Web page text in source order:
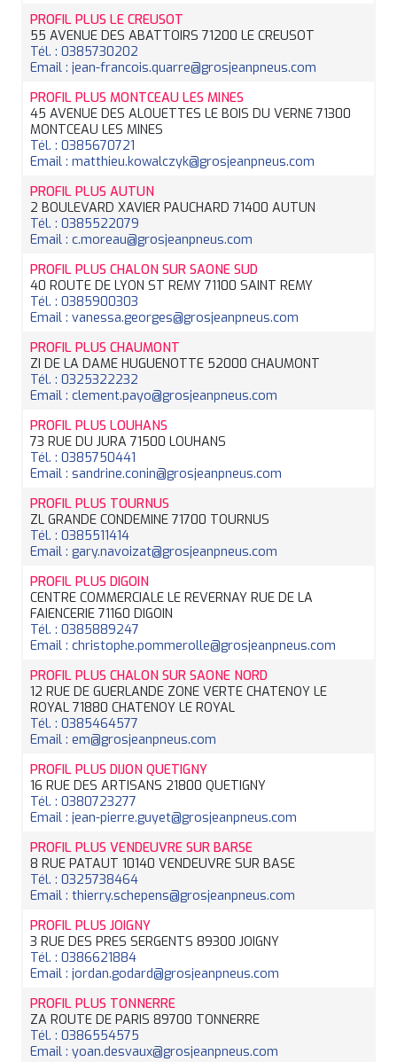
PROFIL PLUS LE CREUSOT
55 AVENUE DES ABATTOIRS 71200 LE CREUSOT
Tél. : 0385730202
Email : jean-francois.quarre@grosjeanpneus.com
PROFIL PLUS MONTCEAU LES MINES
45 AVENUE DES ALOUETTES LE BOIS DU VERNE 71300
MONTCEAU LES MINES
Tél. : 0385670721
Email : matthieu.kowalczyk@grosjeanpneus.com
PROFIL PLUS AUTUN
2 BOULEVARD XAVIER PAUCHARD 71400 AUTUN
Tél. : 0385522079
Email : c.moreau@grosjeanpneus.com
PROFIL PLUS CHALON SUR SAONE SUD
40 ROUTE DE LYON ST REMY 71100 SAINT REMY
Tél. : 0385900303
Email : vanessa.georges@grosjeanpneus.com
PROFIL PLUS CHAUMONT
ZI DE LA DAME HUGUENOTTE 52000 CHAUMONT
Tél. : 0325322232
Email : clement.payo@grosjeanpneus.com
PROFIL PLUS LOUHANS
73 RUE DU JURA 71500 LOUHANS
Tél. : 0385750441
Email : sandrine.conin@grosjeanpneus.com
PROFIL PLUS TOURNUS
ZL GRANDE CONDEMINE 71700 TOURNUS
Tél. : 0385511414
Email : gary.navoizat@grosjeanpneus.com
PROFIL PLUS DIGOIN
CENTRE COMMERCIALE LE REVERNAY RUE DE LA
FAIENCERIE 71160 DIGOIN
Tél. : 0385889247
Email : christophe.pommerolle@grosjeanpneus.com
PROFIL PLUS CHALON SUR SAONE NORD
12 RUE DE GUERLANDE ZONE VERTE CHATENOY LE
ROYAL 71880 CHATENOY LE ROYAL
Tél. : 0385464577
Email : em@grosjeanpneus.com
PROFIL PLUS DIJON QUETIGNY
16 RUE DES ARTISANS 21800 QUETIGNY
Tél. : 0380723277
Email : jean-pierre.guyet@grosjeanpneus.com
PROFIL PLUS VENDEUVRE SUR BARSE
8 RUE PATAUT 10140 VENDEUVRE SUR BASE
Tél. : 0325738464
Email : thierry.schepens@grosjeanpneus.com
PROFIL PLUS JOIGNY
3 RUE DES PRES SERGENTS 89300 JOIGNY
Tél. : 0386621884
Email : jordan.godard@grosjeanpneus.com
PROFIL PLUS TONNERRE
ZA ROUTE DE PARIS 89700 TONNERRE
Tél. : 0386554575
Email : yoan.desvaux@grosjeanpneus.com